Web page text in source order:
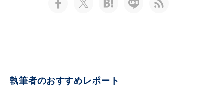
執筆者のおすすめレポート